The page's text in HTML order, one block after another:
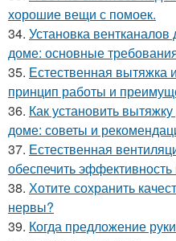
хорошие вещи с помоек.
34. Установка вентканалов
доме: основные
35. Естественная вытяжка
принцип работы и
36. Как установить
доме: советы и
37. Естественная
обеспечить эффективность
38. Хотите сохранить
нервы?
39. Когда предложение